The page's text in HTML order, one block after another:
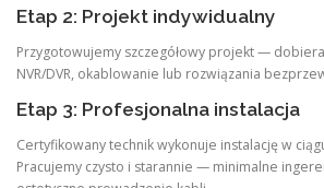
Etap 2: Projekt indywidualny
Przygotowujemy szczegółowy projekt —
NVR/DVR, okablowanie lub rozwiązania
Etap 3: Profesjonalna instalacja
Certyfikowany technik wykonuje instalację w
Pracujemy czysto i starannie — minimalne